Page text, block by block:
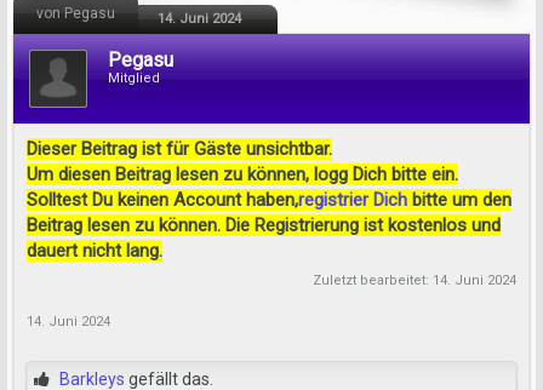
von Pegasu 14. Juni 2024
Pegasu
Mitglied
Dieser Beitrag ist für Gäste unsichtbar.
Um diesen Beitrag lesen zu können, logg Dich bitte ein.
Solltest Du keinen Account haben,registrier Dich bitte um den
Beitrag lesen zu können. Die Registrierung ist kostenlos und
dauert nicht lang.
Zuletzt bearbeitet: 14. Juni 2024
14. Juni 2024
Barkleys gefällt das.